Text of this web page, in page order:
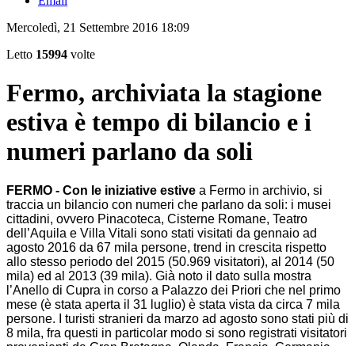
Mercoledì, 21 Settembre 2016 18:09
Letto 15994 volte
Fermo, archiviata la stagione
estiva è tempo di bilancio e i
numeri parlano da soli
FERMO - Con le iniziative estive a Fermo in archivio, si
traccia un bilancio con numeri che parlano da soli: i musei
cittadini, ovvero Pinacoteca, Cisterne Romane, Teatro
dell’Aquila e Villa Vitali sono stati visitati da gennaio ad
agosto 2016 da 67 mila persone, trend in crescita rispetto
allo stesso periodo del 2015 (50.969 visitatori), al 2014 (50
mila) ed al 2013 (39 mila). Già noto il dato sulla mostra
l’Anello di Cupra in corso a Palazzo dei Priori che nel primo
mese (è stata aperta il 31 luglio) è stata vista da circa 7 mila
persone. I turisti stranieri da marzo ad agosto sono stati più di
8 mila, fra questi in particolar modo si sono registrati visitatori